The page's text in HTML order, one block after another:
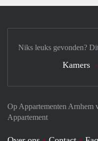
Op Appartementen Arnhem
Appartement
Niks leuks gevonden?
Kamers